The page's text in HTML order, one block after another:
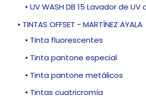
• UV WASH DB 15 Lavador de UV
• TINTAS OFFSET - MARTÍNEZ AYALA
• Tinta fluorescentes
• Tinta pantone especial
• Tinta pantone metálicos
• Tintas cuatricromía